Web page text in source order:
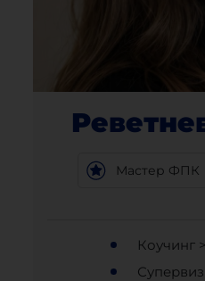
Мастер ФПК
Коучинг